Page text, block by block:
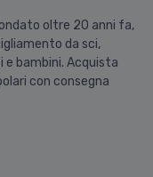
oltre 20 anni fa,
da sci,
bambini. Acquista
con consegna